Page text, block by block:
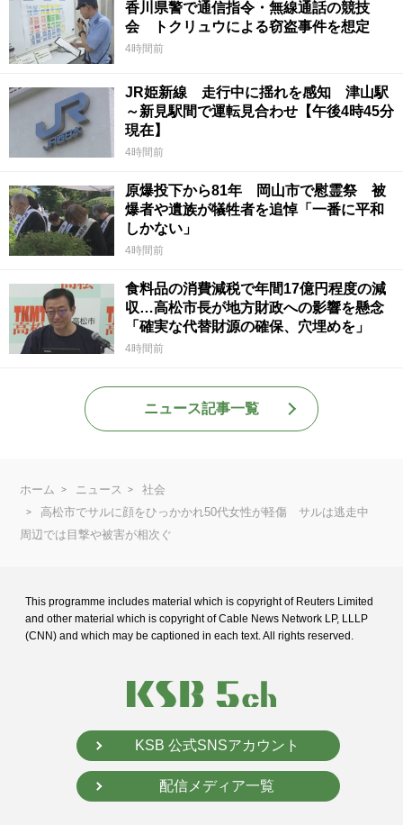
香川県警で通信指令・無線通話の競技
会 トクリュウによる窃盗事件を想定
4時間前
JR姫新線 走行中に揺れを感知 津山駅
～新見駅間で運転見合わせ【午後4時45分
現在】
4時間前
原爆投下から81年 岡山市で慰霊祭 被
爆者や遺族が犠牲者を追悼「一番に平和
しかない」
4時間前
食料品の消費減税で年間17億円程度の減
収…高松市長が地方財政への影響を懸念
「確実な代替財源の確保、穴埋めを」
4時間前
ニュース記事一覧
ホーム ニュース
社会
高松市でサルに顔をひっかかれ50代女性が軽傷 サルは逃走中
周辺では目撃や被害が相次ぐ
This programme includes material which is copyright of Reuters Limited
and other material which is copyright of Cable News Network LP, LLLP
(CNN) and which may be captioned in each text. All rights reserved.
KSB 公式SNSアカウント
配信メディア一覧